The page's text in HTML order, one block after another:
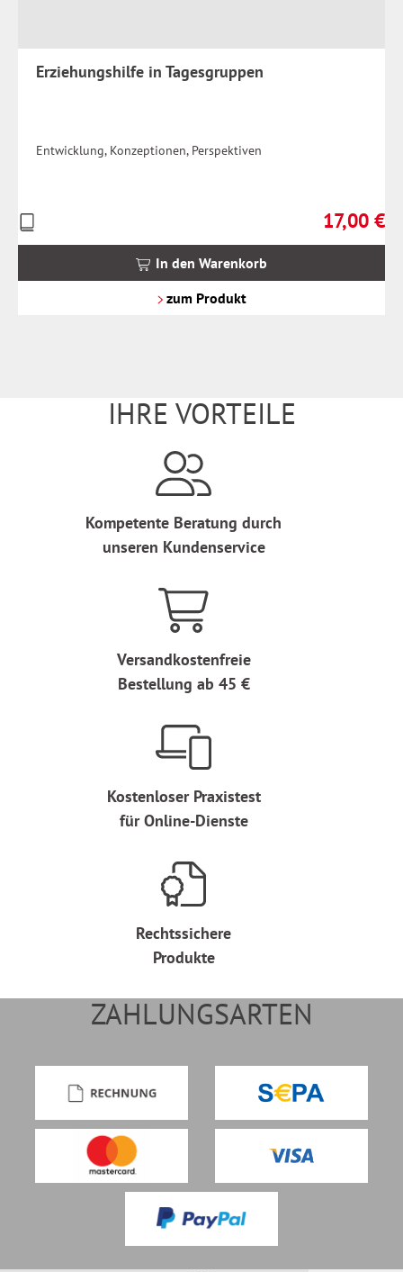
Erziehungshilfe in Tagesgruppen
Entwicklung, Konzeptionen, Perspektiven
Regulärer
17,00 €
Preise
inkl.
In den Warenkorb
zum Produkt
IHRE VORTEILE
Kompetente Beratung durch
unseren Kundenservice
Versandkostenfreie
Bestellung ab 45 €
Kostenloser Praxistest
für Online-Dienste
Rechtssichere
Produkte
ZAHLUNGSARTEN